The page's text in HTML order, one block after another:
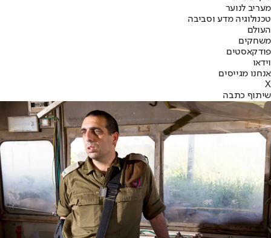
מעריב לנוער
טכנולוגיה מדע וסביבה
העולם
משחקים
פודקאסטים
וידאו
אנחנו מגייסים
X
שיתוף כתבה